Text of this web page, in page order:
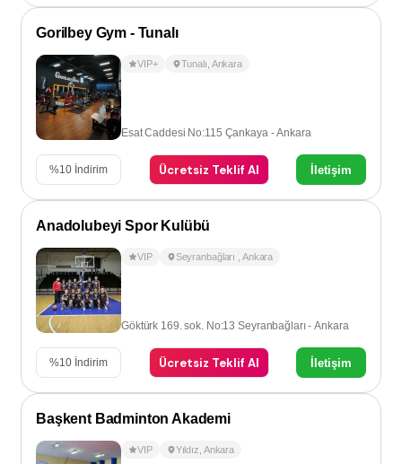
Gorilbey Gym - Tunalı
VIP+ Tunalı Ankara
Esat Caddesi No:115 Çankaya - Ankara
%10 İndirim Ücretsiz Teklif Al İletişim
Anadolubeyi Spor Kulübü
VIP Seyranbağları Ankara
Göktürk 169. sok. No:13 Seyranbağları - Ankara
%10 İndirim Ücretsiz Teklif Al İletişim
Başkent Badminton Akademi
VIP Yıldız Ankara